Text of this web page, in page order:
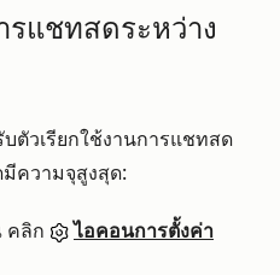
แชทสดระหว่าง
ตัวเรียกใช้งานการแชทสด
ความจุสูงสุด:
คลิก
ไอคอนการตั้งค่า